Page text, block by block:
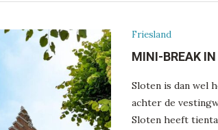
Friesland
MINI-BREAK
Sloten is dan wel
achter de
Sloten heeft